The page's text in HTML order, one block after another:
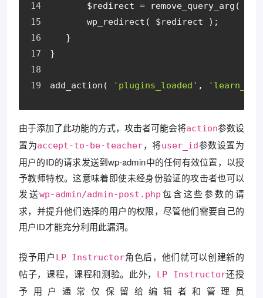
       $redirect = remove_query_arg(
       wp_redirect( $redirect );
   }
}
add_action( 'plugins_loaded' ,
由于添加了此功能的方式，攻击者可能会将action参数设
置为accept-to-be-teacher，将user_id参数设置为
用户的ID的请求发送到wp-admin中的任何有效位置，以授
予教师特权。这意味着即使未经身份验证的攻击者也可以
发送wp-admin/admin-post.php 包含这些参数的请
求，并提升他们选择的用户的权限，尽管他们需要自己的
用户ID才能充分利用此漏洞。
授予用户 LP Instructor角色后，他们就可以创建新的
帖子，课程，课程和测验。此外，
LP Instructor还授
予用户通常仅保留给编辑者和管理员